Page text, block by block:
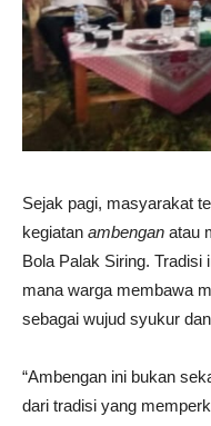
Sejak pagi, masyarakat
kegiatan ambengan atau
Bola Palak Siring. Tradisi
mana warga membawa
sebagai wujud syukur
“Ambengan ini bukan
dari tradisi yang